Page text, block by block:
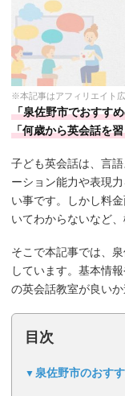
※本記事はアフィリエイト
「泉佐野市でおすす
「何歳から英会話を
子ども英会話は、言
ーション能力や表現
い事です。しかし料
いてわからないなど
そこで本記事では、
しています。基本情
の英会話教室が良い
目次
泉佐野市のおす